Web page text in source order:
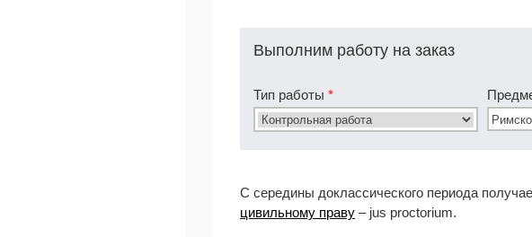
Выполним работу на заказ
Тип работы *
С середины доклассического периода
цивильному праву – jus proctorium.